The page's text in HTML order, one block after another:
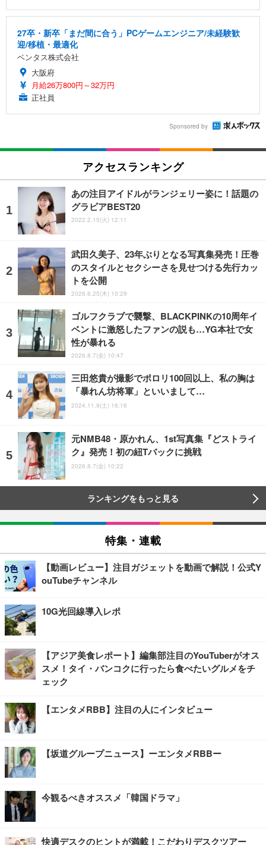
27卒・新卒「まだ間に合う」PCゲームエンジニア/未経験歓
迎/移植・最適化
ベンタス株式会社
大阪府
月給26万800円～32万円
正社員
Sponsored by
アクセスランキング
あの注目アイドルがランジェリー姿に！話題の
グラビアBEST20
2022.2.15(火) 12:11
武田久美子、23年ぶりとなる写真集発売！圧巻
のスタイルとセクシーさを見せつける先行カッ
トを公開
2026.6.25(木) 10:29
ゴルフクラブで襲撃、BLACKPINKの10周年イ
ベントに激怒したファンの説も…YG本社で女
性が暴れる
2026.8.7(金) 10:47
三田悠貴が撮影でポロリ100回以上、私の胸は
「暴れん坊将軍」といいまして…
2024.11.9(土) 16:16
元NMB48・原かれん、1st写真集『どストライ
ク』発売！初の紐Tバックに挑戦
2026.8.7(金) 10:22
ランキングをもっと見る
特集・連載
【動画レビュー】注目ガジェットを動画で解説！公式Y
ouTubeチャンネル
10G光回線導入レポ
【アジア美食レポート】編集部注目のYouTuberがオス
スメ！タイ・バンコクに行ったら食べたいグルメをチ
ェック
【エンタメRBB】注目の人にインタビュー
【坂道グループニュース】ーエンタメRBBー
今観るべきオススメ「韓国ドラマ」
快適デスクのヒントが満載！こだわりデスクツアー